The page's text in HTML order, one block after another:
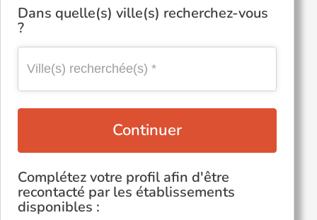
Dans quelle(s) ville(s) recherchez-vous
?
Continuer
Complétez votre profil afin d'être
recontacté par les établissements
disponibles :